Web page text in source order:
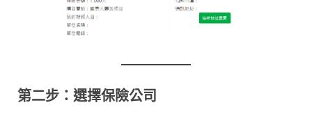
第二步：選擇保險公司